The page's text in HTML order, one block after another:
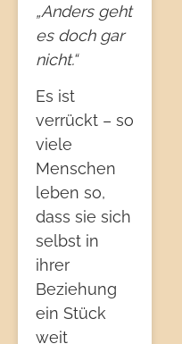
„Anders geht
es doch gar
nicht.“
Es ist
verrückt – so
viele
Menschen
leben so,
dass sie sich
selbst in
ihrer
Beziehung
ein Stück
weit